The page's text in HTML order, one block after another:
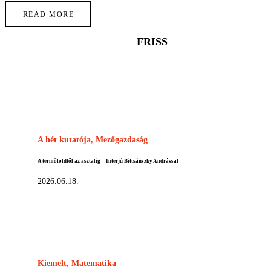
READ MORE
FRISS
A hét kutatója, Mezőgazdaság
A termőföldtől az asztalig – Interjú Bittsánszky Andrással
2026.06.18.
Kiemelt, Matematika